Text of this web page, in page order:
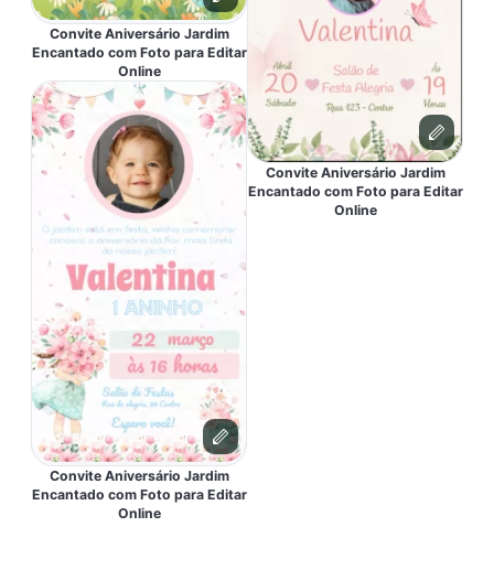
Convite Aniversário Jardim
Encantado com Foto para Editar
Online
Convite Aniversário Jardim
Encantado com Foto para Editar
Online
Convite Aniversário Jardim
Encantado com Foto para Editar
Online